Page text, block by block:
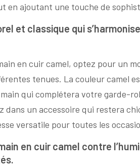
en ajoutant une touche de
et classique qui
en cuir camel, optez pour un
tenues. La couleur camel
qui complétera votre garde-
dans un accessoire qui restera
versatile pour toutes les
en cuir camel contre